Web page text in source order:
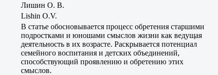
Лишин О. В.
Lishin O.V.
В статье обосновывается процесс обретения старшими
подростками и юношами смыслов жизни как ведущая
деятельность в их возрасте. Раскрывается потенциал
семейного воспитания и детских объединений,
способствующий проявлению и обретению этих
смыслов.